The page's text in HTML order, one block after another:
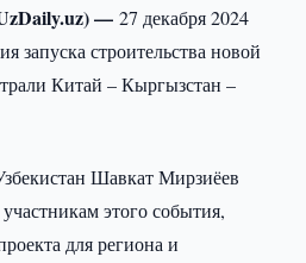
—27 декабря 2024
запуска строительства новой
Китай – Кыргызстан –
Шавкат Мирзиёев
этого события,
для региона и